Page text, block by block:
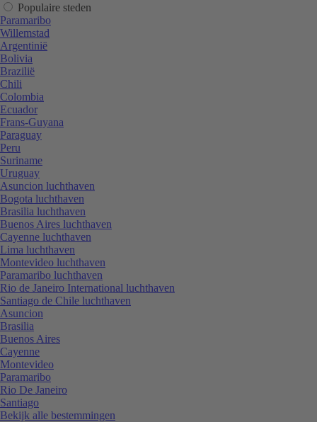
Populaire steden
Paramaribo
Willemstad
Argentinië
Bolivia
Brazilië
Chili
Colombia
Ecuador
Frans-Guyana
Paraguay
Peru
Suriname
Uruguay
Asuncion luchthaven
Bogota luchthaven
Brasilia luchthaven
Buenos Aires luchthaven
Cayenne luchthaven
Lima luchthaven
Montevideo luchthaven
Paramaribo luchthaven
Rio de Janeiro International luchthaven
Santiago de Chile luchthaven
Asuncion
Brasilia
Buenos Aires
Cayenne
Montevideo
Paramaribo
Rio De Janeiro
Santiago
Bekijk alle bestemmingen